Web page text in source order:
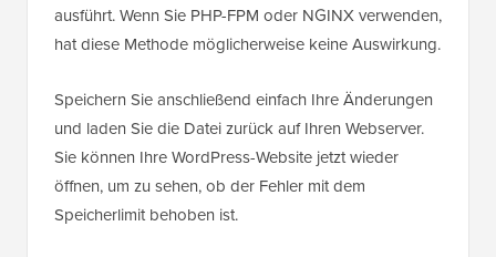
ausführt. Wenn Sie PHP-FPM oder NGINX verwenden,
hat diese Methode möglicherweise keine Auswirkung.
Speichern Sie anschließend einfach Ihre Änderungen
und laden Sie die Datei zurück auf Ihren Webserver.
Sie können Ihre WordPress-Website jetzt wieder
öffnen, um zu sehen, ob der Fehler mit dem
Speicherlimit behoben ist.